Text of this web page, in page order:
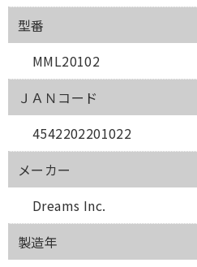
型番
MML20102
ＪＡＮコード
4542202201022
メーカー
Dreams Inc.
製造年